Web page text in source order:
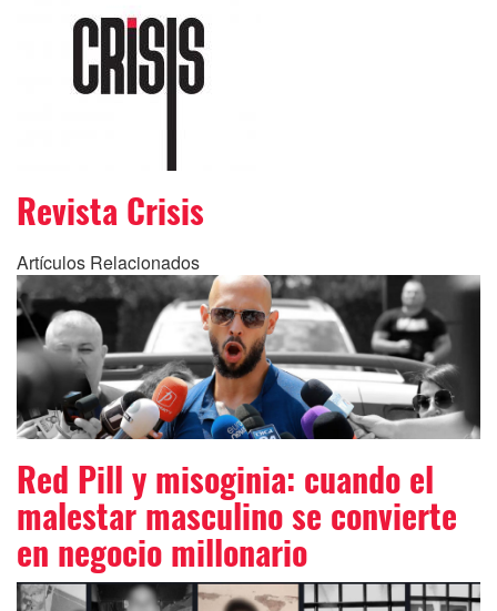
Revista Crisis
Artículos Relacionados
Red Pill y misoginia: cuando el
malestar masculino se convierte
en negocio millonario